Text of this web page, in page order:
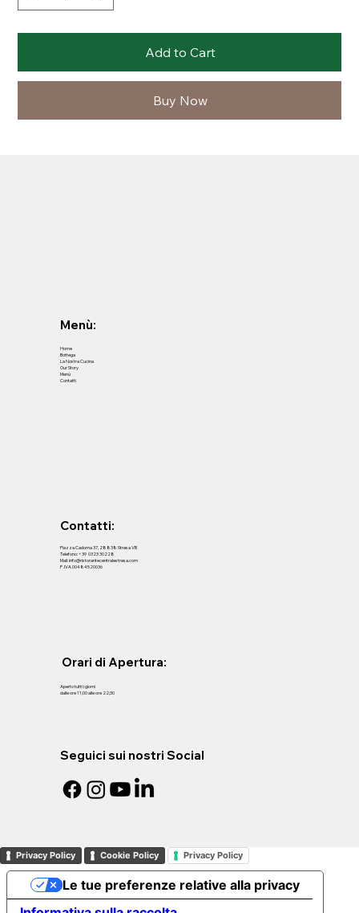
Add to Cart
Buy Now
Menù:
Home
Bottega
La Nostra Cucina
Our Story
Menù
Contatti
Piazza Cadorna 37, 28838 Stresa VB
Telefono: +39 0323 30228
Mail: info@ristorantecentralestresa.com
P .IVA 00484520036
Contatti:
Aperto tutti i giorni
dalle ore 11;00 alle ore 22;30
Orari di Apertura:
Seguici sui nostri Social
Privacy Policy Cookie Policy Privacy Policy
Le tue preferenze relative alla privacy